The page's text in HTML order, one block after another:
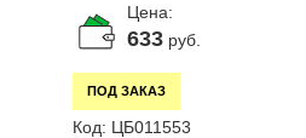
Цена:
633 руб.
ПОД ЗАКАЗ
Код: ЦБ011553